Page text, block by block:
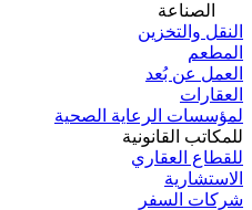
الصناعة
النقل والتخزين
المطعم
العمل عن بُعد
العقارات
لمؤسسات الرعاية الصحية
للمكاتب القانونية
للقطاع العقاري
الاستشارية
شركات السفر